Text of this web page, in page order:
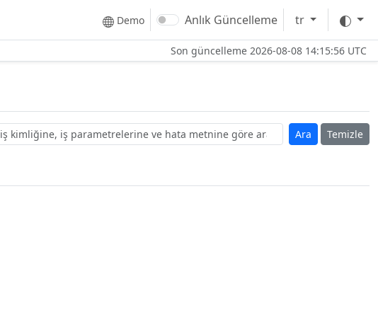
Demo Anlık Güncelleme tr
Son güncelleme 2026-08-08 14:15:56 UTC
Temizle